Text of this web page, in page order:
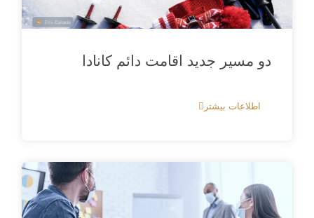
دو مسیر جدید اقامت دائم کانادا
اطلاعات بیشتر